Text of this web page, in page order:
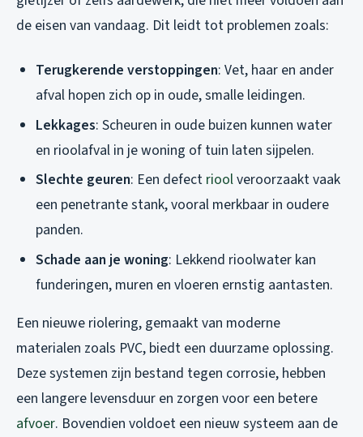
de eisen van vandaag. Dit leidt tot problemen zoals:
Terugkerende verstoppingen: Vet, haar en ander
afval hopen zich op in oude, smalle leidingen.
Lekkages: Scheuren in oude buizen kunnen water
en rioolafval in je woning of tuin laten sijpelen.
Slechte geuren: Een defect rioolveroorzaakt vaak
een penetrante stank, vooral merkbaar in oudere
panden.
Schade aan je woning: Lekkend rioolwater kan
funderingen, muren en vloeren ernstig aantasten.
Een nieuwe riolering, gemaakt van moderne
materialen zoals PVC, biedt een duurzame oplossing.
Deze systemen zijn bestand tegen corrosie, hebben
een langere levensduur en zorgen voor een betere
afvoer. Bovendien voldoet een nieuw systeem aan de